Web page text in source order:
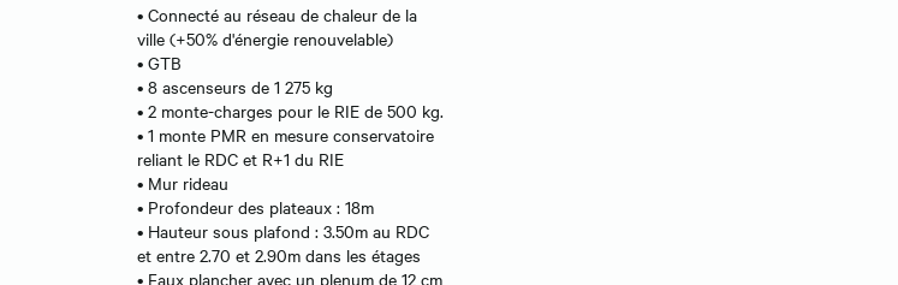
• Connecté au réseau de chaleur de la
ville (+50% d'énergie renouvelable)
• GTB
• 8 ascenseurs de 1 275 kg
• 2 monte-charges pour le RIE de 500 kg.
• 1 monte PMR en mesure conservatoire
reliant le RDC et R+1 du RIE
• Mur rideau
• Profondeur des plateaux : 18m
• Hauteur sous plafond : 3.50m au RDC
et entre 2.70 et 2.90m dans les étages
• Faux plancher avec un plenum de 12 cm